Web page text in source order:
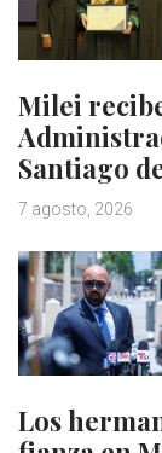
Milei
Santiago
7 agosto, 2026
Los